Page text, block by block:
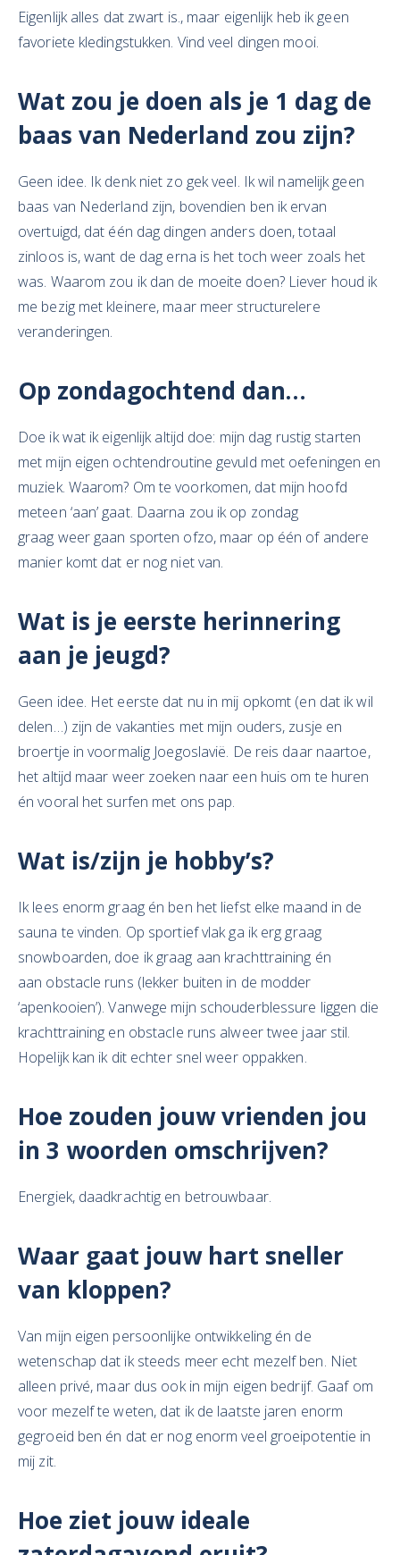
Eigenlijk alles dat zwart is., maar eigenlijk heb ik geen
favoriete kledingstukken. Vind veel dingen mooi.
Wat zou je doen als je 1 dag de
baas van Nederland zou zijn?
Geen idee. Ik denk niet zo gek veel. Ik wil namelijk geen
baas van Nederland zijn, bovendien ben ik ervan
overtuigd, dat één dag dingen anders doen, totaal
zinloos is, want de dag erna is het toch weer zoals het
was. Waarom zou ik dan de moeite doen? Liever houd ik
me bezig met kleinere, maar meer structurelere
veranderingen.
Op zondagochtend dan…
Doe ik wat ik eigenlijk altijd doe: mijn dag rustig starten
met mijn eigen ochtendroutine gevuld met oefeningen en
muziek. Waarom? Om te voorkomen, dat mijn hoofd
meteen ‘aan’ gaat. Daarna zou ik op zondag
graag weer gaan sporten ofzo, maar op één of andere
manier komt dat er nog niet van.
Wat is je eerste herinnering
aan je jeugd?
Geen idee. Het eerste dat nu in mij opkomt (en dat ik wil
delen…) zijn de vakanties met mijn ouders, zusje en
broertje in voormalig Joegoslavië. De reis daar naartoe,
het altijd maar weer zoeken naar een huis om te huren
én vooral het surfen met ons pap.
Wat is/zijn je hobby’s?
Ik lees enorm graag én ben het liefst elke maand in de
sauna te vinden. Op sportief vlak ga ik erg graag
snowboarden, doe ik graag aan krachttraining én
aan obstacle runs (lekker buiten in de modder
‘apenkooien’). Vanwege mijn schouderblessure liggen die
krachttraining en obstacle runs alweer twee jaar stil.
Hopelijk kan ik dit echter snel weer oppakken.
Hoe zouden jouw vrienden jou
in 3 woorden omschrijven?
Energiek, daadkrachtig en betrouwbaar.
Waar gaat jouw hart sneller
van kloppen?
Van mijn eigen persoonlijke ontwikkeling én de
wetenschap dat ik steeds meer echt mezelf ben. Niet
alleen privé, maar dus ook in mijn eigen bedrijf. Gaaf om
voor mezelf te weten, dat ik de laatste jaren enorm
gegroeid ben én dat er nog enorm veel groeipotentie in
mij zit.
Hoe ziet jouw ideale